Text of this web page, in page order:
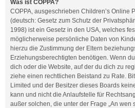
Was ist COPPA?
COPPA, ausgeschrieben Children’s Online
(deutsch: Gesetz zum Schutz der
1998) ist ein Gesetz in den USA, welches
möglicherweise persönliche Daten von
hierzu die Zustimmung der Eltern
Erziehungsberechtigten benötigen. Wenn
dich oder die Website, auf der du dich zu
ziehe einen rechtlichen Beistand zu Rate.
Limited und der Besitzer dieses Boards
kann und nicht die Anlaufstelle für
außer solchen, die unter der Frage „An wen